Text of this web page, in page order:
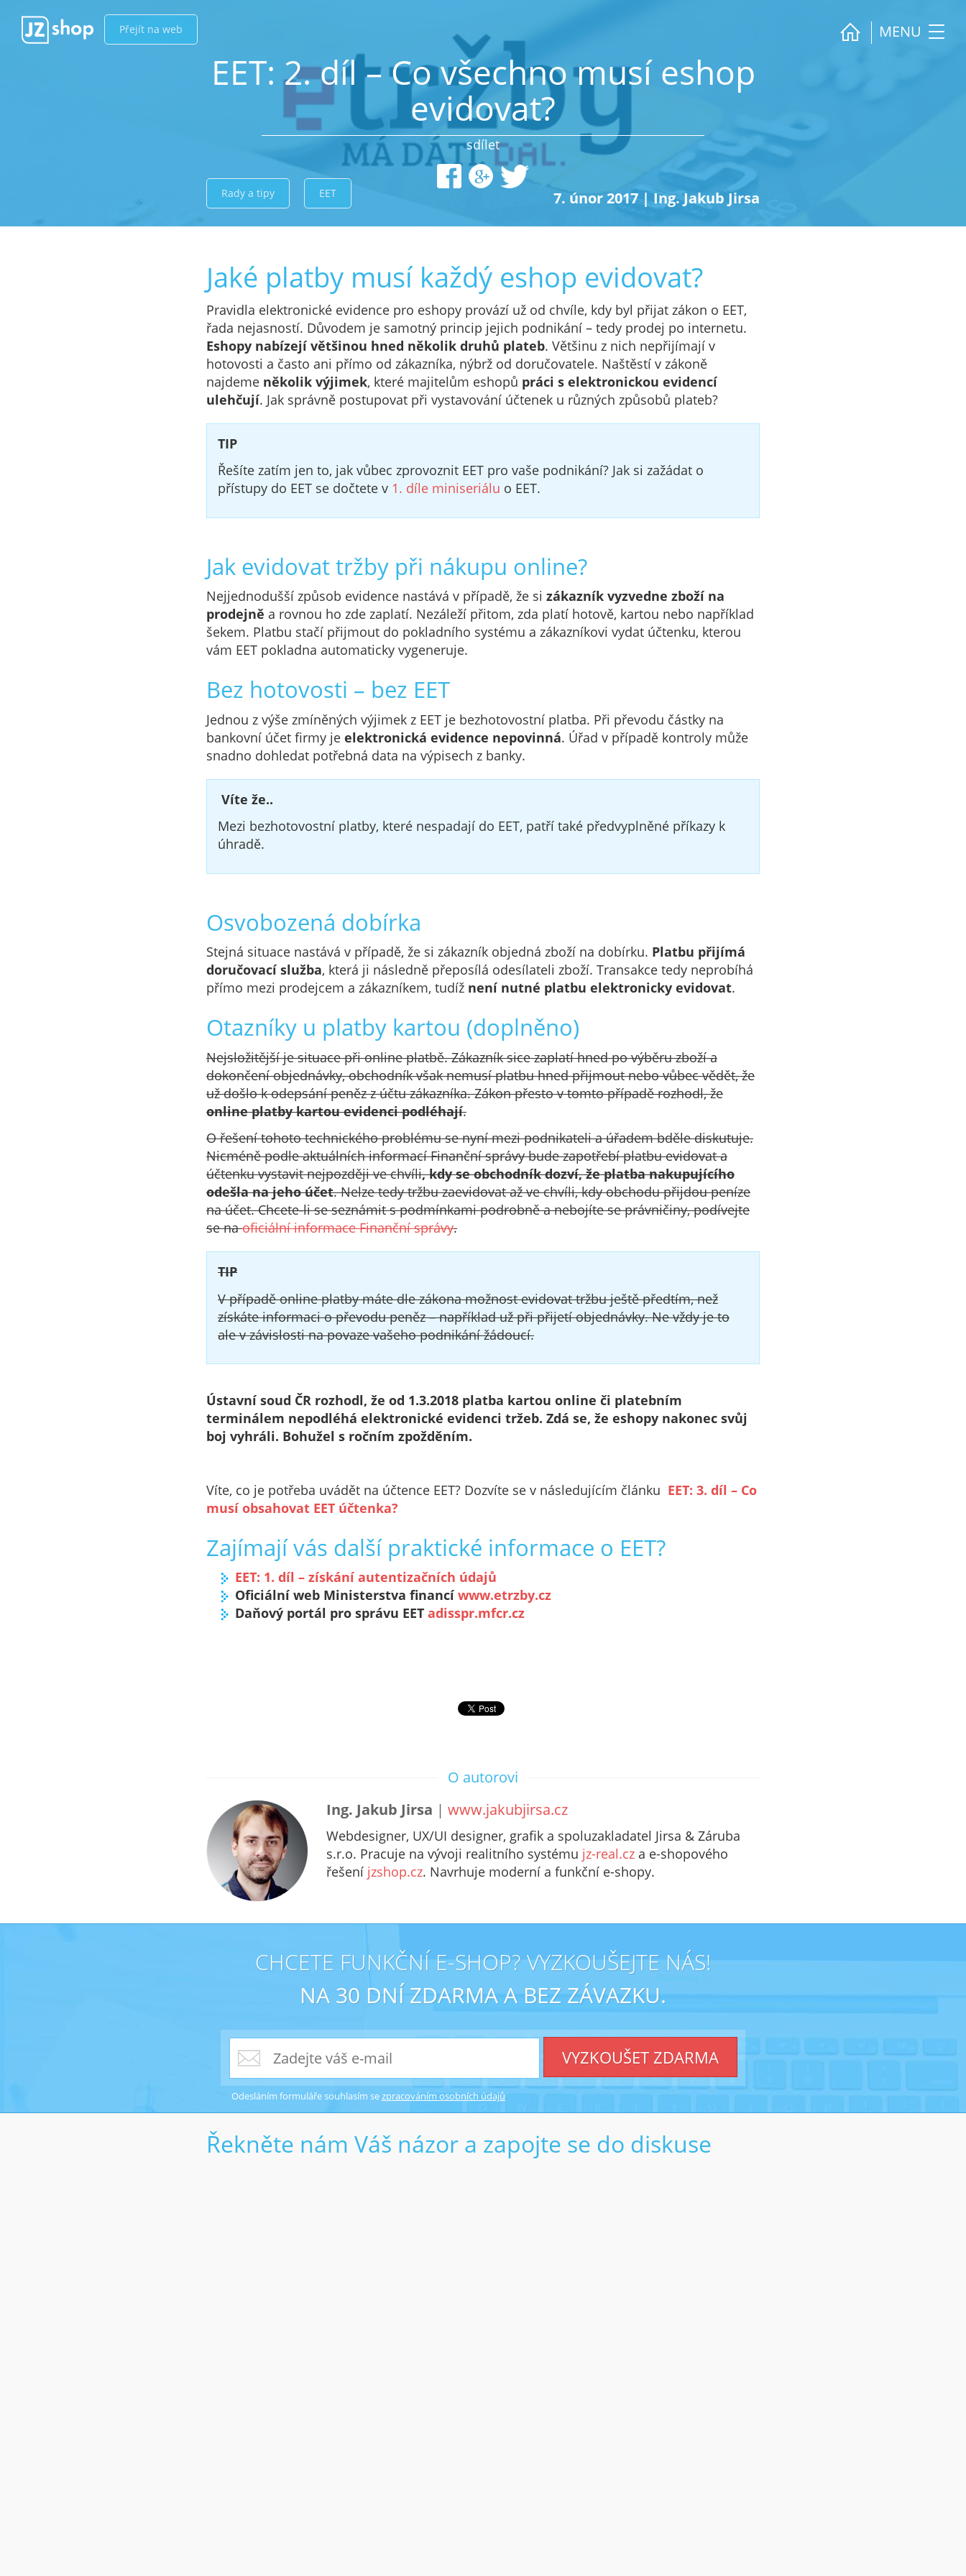
Přejít na web MENU
EET: 2. díl – Co všechno musí eshop
evidovat?
sdílet
Rady a tipy EET 7. únor 2017 | Ing. Jakub Jirsa
Jaké platby musí každý eshop evidovat?
Pravidla elektronické evidence pro eshopy provází už od chvíle, kdy byl přijat zákon o EET,
řada nejasností. Důvodem je samotný princip jejich podnikání – tedy prodej po internetu.
Eshopy nabízejí většinou hned několik druhů plateb. Většinu z nich nepřijímají v
hotovosti a často ani přímo od zákazníka, nýbrž od doručovatele. Naštěstí v zákoně
najdeme několik výjimek, které majitelům eshopů práci s elektronickou evidencí
ulehčují. Jak správně postupovat při vystavování účtenek u různých způsobů plateb?
TIP
Řešíte zatím jen to, jak vůbec zprovoznit EET pro vaše podnikání? Jak si zažádat o
přístupy do EET se dočtete v 1. díle miniseriálu o EET.
Jak evidovat tržby při nákupu online?
Nejjednodušší způsob evidence nastává v případě, že si zákazník vyzvedne zboží na
prodejně a rovnou ho zde zaplatí. Nezáleží přitom, zda platí hotově, kartou nebo například
šekem. Platbu stačí přijmout do pokladního systému a zákazníkovi vydat účtenku, kterou
vám EET pokladna automaticky vygeneruje.
Bez hotovosti – bez EET
Jednou z výše zmíněných výjimek z EET je bezhotovostní platba. Při převodu částky na
bankovní účet firmy je elektronická evidence nepovinná. Úřad v případě kontroly může
snadno dohledat potřebná data na výpisech z banky.
Víte že..
Mezi bezhotovostní platby, které nespadají do EET, patří také předvyplněné příkazy k
úhradě.
Osvobozená dobírka
Stejná situace nastává v případě, že si zákazník objedná zboží na dobírku. Platbu přijímá
doručovací služba, která ji následně přeposílá odesílateli zboží. Transakce tedy neprobíhá
přímo mezi prodejcem a zákazníkem, tudíž není nutné platbu elektronicky evidovat.
Otazníky u platby kartou (doplněno)
Nejsložitější je situace při online platbě. Zákazník sice zaplatí hned po výběru zboží a
dokončení objednávky, obchodník však nemusí platbu hned přijmout nebo vůbec vědět, že
už došlo k odepsání peněz z účtu zákazníka. Zákon přesto v tomto případě rozhodl, že
online platby kartou evidenci podléhají.
O řešení tohoto technického problému se nyní mezi podnikateli a úřadem bděle diskutuje.
Nicméně podle aktuálních informací Finanční správy bude zapotřebí platbu evidovat a
účtenku vystavit nejpozději ve chvíli, kdy se obchodník dozví, že platba nakupujícího
odešla na jeho účet. Nelze tedy tržbu zaevidovat až ve chvíli, kdy obchodu přijdou peníze
na účet. Chcete-li se seznámit s podmínkami podrobně a nebojíte se právničiny, podívejte
se naoficiální informace Finanční správy.
TIP
V případě online platby máte dle zákona možnost evidovat tržbu ještě předtím, než
získáte informaci o převodu peněz – například už při přijetí objednávky. Ne vždy je to
ale v závislosti na povaze vašeho podnikání žádoucí.
Ústavní soud ČR rozhodl, že od 1.3.2018 platba kartou online či platebním
terminálem nepodléhá elektronické evidenci tržeb. Zdá se, že eshopy nakonec svůj
boj vyhráli. Bohužel s ročním zpožděním.
Víte, co je potřeba uvádět na účtence EET? Dozvíte se v následujícím článku EET: 3. díl – Co
musí obsahovat EET účtenka?
Zajímají vás další praktické informace o EET?
EET: 1. díl – získání autentizačních údajů
Oficiální web Ministerstva financíwww.etrzby.cz
Daňový portál pro správu EET adisspr.mfcr.cz
O autorovi
Ing. Jakub Jirsa | www.jakubjirsa.cz
Webdesigner, UX/UI designer, grafik a spoluzakladatel Jirsa & Záruba
s.r.o. Pracuje na vývoji realitního systému jz-real.cz a e-shopového
řešení jzshop.cz. Navrhuje moderní a funkční e-shopy.
CHCETE FUNKČNÍ E-SHOP? VYZKOUŠEJTE NÁS!
NA 30 DNÍ ZDARMA A BEZ ZÁVAZKU.
VYZKOUŠET ZDARMA
Odesláním formuláře souhlasím sezpracováním osobních údajů
Řekněte nám Váš názor a zapojte se do diskuse